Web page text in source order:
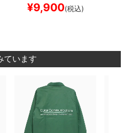
2 COACHFORESTスケ
¥9,900(税込)
ています